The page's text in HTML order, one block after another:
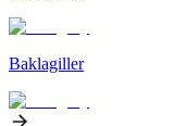
Baklagiller